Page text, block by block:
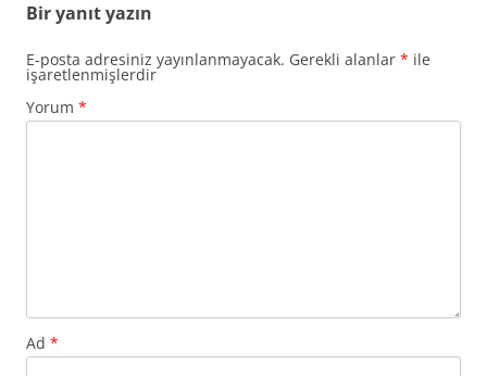
Bir yanıt yazın
E-posta adresiniz yayınlanmayacak. Gerekli alanlar * ile
işaretlenmişlerdir
Yorum *
Ad *